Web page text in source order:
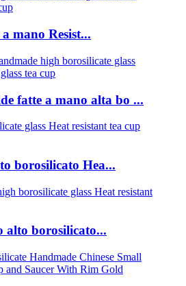
mano Resist...
fatte a mano alta bo ...
borosilicato Hea...
alto borosilicato...